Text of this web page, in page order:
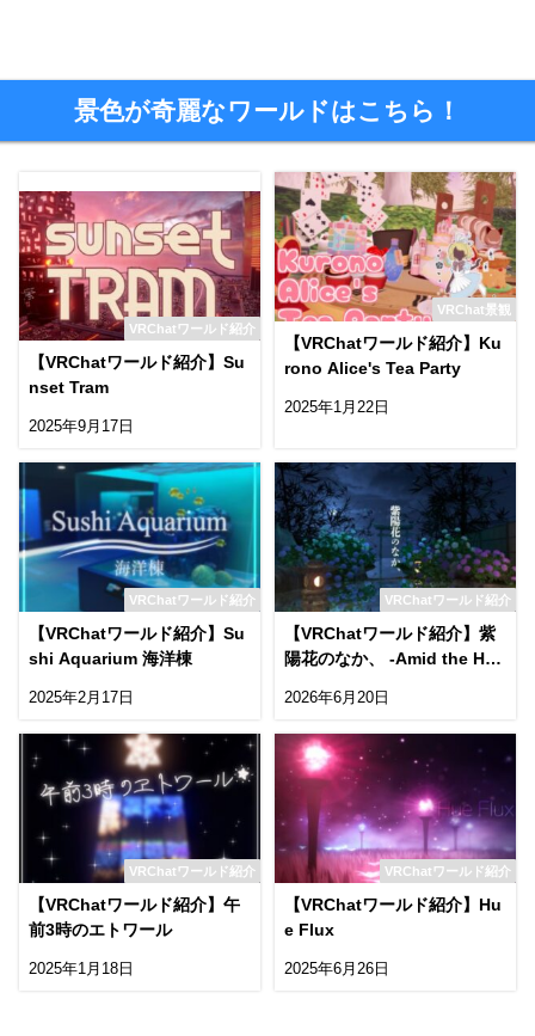
景色が奇麗なワールドはこちら！
VRChatワールド紹介
【VRChatワールド紹介】Su
nset Tram
2025年9月17日
VRChat景観
【VRChatワールド紹介】Ku
rono Alice's Tea Party
2025年1月22日
VRChatワールド紹介
【VRChatワールド紹介】Su
shi Aquarium 海洋棟
2025年2月17日
VRChatワールド紹介
【VRChatワールド紹介】紫
陽花のなか、 -Amid the Hyd
2026年6月20日
VRChatワールド紹介
【VRChatワールド紹介】午
前3時のエトワール
2025年1月18日
VRChatワールド紹介
【VRChatワールド紹介】Hu
e Flux
2025年6月26日